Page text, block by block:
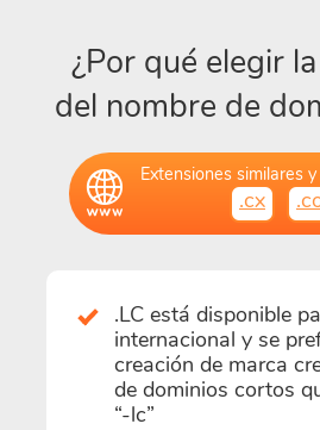
¿Por qué elegir
del nombre de
Extensiones similares
.cx
.LC está disponible
internacional y se
creación de marca
de dominios cortos
“-lc”